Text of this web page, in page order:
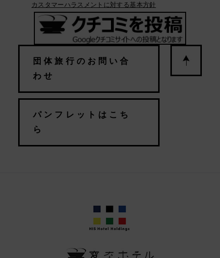
カスタマーハラスメントに対する基本方針
団体旅行のお問い合
わせ
パンフレットはこち
ら